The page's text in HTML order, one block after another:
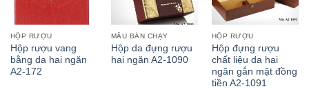
HỘP RƯỢU
Hộp rượu vang
bằng da hai ngăn
A2-172
MẪU BÁN CHẠY
Hộp da đựng rượu
hai ngăn A2-1090
HỘP RƯỢU
Hộp đựng rượu
chất liệu da hai
ngăn gắn mặt đồng
tiền A2-1091